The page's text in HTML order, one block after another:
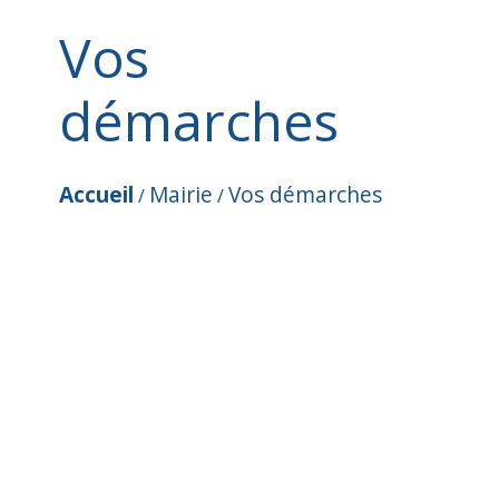
Vos
démarches
Accueil / Mairie /Vos démarches